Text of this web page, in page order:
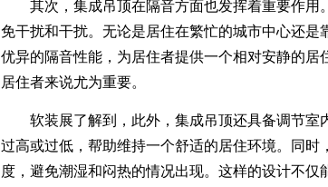
其次，集成吊顶在隔音方面也发挥着重要作用
免干扰和干扰。无论是居住在繁忙的城市中心还
优异的隔音性能，为居住者提供一个相对安静的
居住者来说尤为重要。
软装展了解到，此外，集成吊顶还具备调节室
过高或过低，帮助维持一个舒适的居住环境。同时
度，避免潮湿和闷热的情况出现。这样的设计不